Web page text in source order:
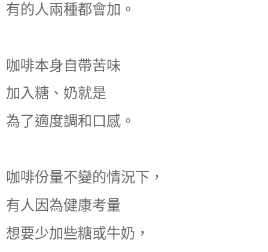
有的人兩種都會加。
咖啡本身自帶苦味
加入糖、奶就是
為了適度調和口感。
咖啡份量不變的情況下，
有人因為健康考量
想要少加些糖或牛奶，